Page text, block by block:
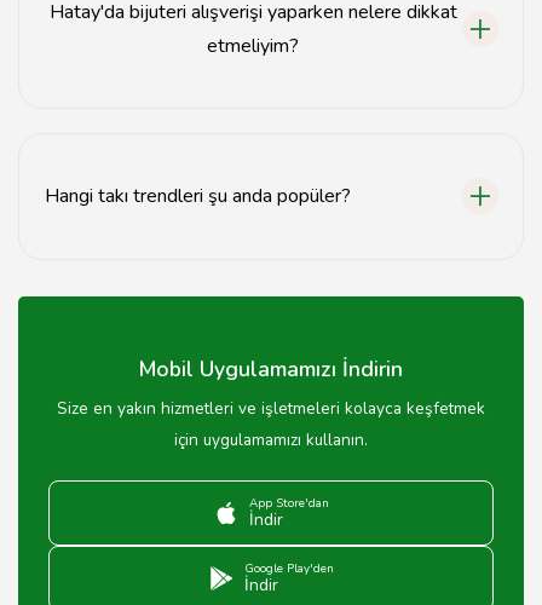
Hatay'da bijuteri alışverişi yaparken nelere dikkat
etmeliyim?
Hangi takı trendleri şu anda popüler?
anda popüler takı trendleri arasında.
Mobil Uygulamamızı İndirin
Size en yakın hizmetleri ve işletmeleri kolayca keşfetmek
için uygulamamızı kullanın.
App Store'dan
İndir
Google Play'den
İndir